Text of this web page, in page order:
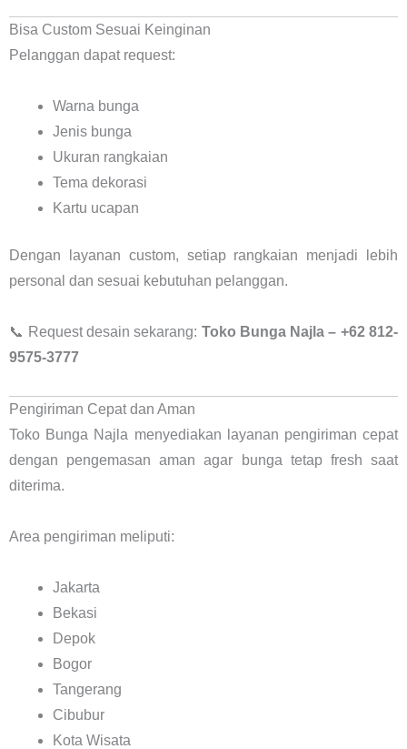
Bisa Custom Sesuai Keinginan
Pelanggan dapat request:
Warna bunga
Jenis bunga
Ukuran rangkaian
Tema dekorasi
Kartu ucapan
Dengan layanan custom, setiap rangkaian menjadi lebih
personal dan sesuai kebutuhan pelanggan.
📞 Request desain sekarang: Toko Bunga Najla – +62 812-
9575-3777
Pengiriman Cepat dan Aman
Toko Bunga Najla menyediakan layanan pengiriman cepat
dengan pengemasan aman agar bunga tetap fresh saat
diterima.
Area pengiriman meliputi:
Jakarta
Bekasi
Depok
Bogor
Tangerang
Cibubur
Kota Wisata